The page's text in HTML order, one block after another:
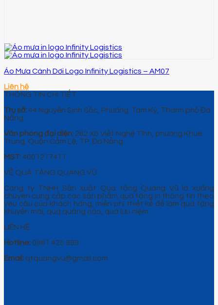
Áo Mưa Cánh Dơi Logo Infinity Logistics – AM07
Liên hệ
THÔNG TIN CHI TIẾT
Trụ sở: 44 Nguyễn Sinh Sắc, Phường Tam Kỳ, Thành phố Đà
Nẵng.
Văn phòng đại diện: 262 Xô Viết Nghệ Tĩnh, phường Khuê
Trung, Quận Cẩm Lệ, TP. Đà Nẵng.
MST: 4001217411
VỀ QUÀ TẶNG QUANG VŨ
Công ty TNHH Sản xuất Quà tặng Quang Vũ là xưởng
chuyên cung cấp các sản phẩm quà tặng in thông tin theo
yêu cầu của khách hàng, miễn phí thiết kế để làm quà tặng
khuyến mãi, quà quảng cáo, quà lưu niệm…
LIÊN HỆ
Hotline: 0961 425 999
Email: qtquangvu@gmail.com